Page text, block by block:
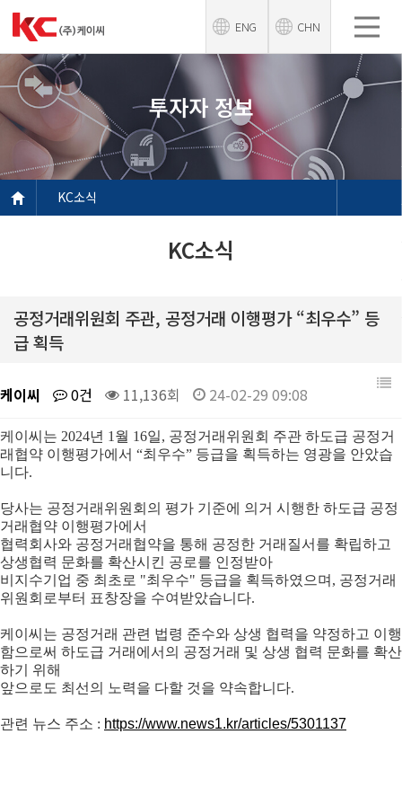
ENG CHN
투자자 정보
KC소식
KC소식
공정거래위원회 주관, 공정거래 이행평가 “최우수” 등
급 획득
케이씨 0건 11,136회 24-02-29 09:08
케이씨는 2024년 1월 16일, 공정거래위원회 주관 하도급 공정거
래협약 이행평가에서 “최우수” 등급을 획득하는 영광을 안았습
니다.
당사는 공정거래위원회의 평가 기준에 의거 시행한 하도급 공정
거래협약 이행평가에서
협력회사와 공정거래협약을 통해 공정한 거래질서를 확립하고
상생협력 문화를 확산시킨 공로를 인정받아
비지수기업 중 최초로 "최우수" 등급을 획득하였으며, 공정거 래
위 원 회 로부터 표창장을 수여받았습니다.
케이씨는 공정거래 관련 법령 준수와 상생 협력을 약정하고 이행
함으로써 하도급 거래에서의 공정거래 및 상생 협력 문화를 확산
하기 위해
앞으로도 최선의 노력을 다할 것을 약속합니다.
관련 뉴스 주소 : https://www.news1.kr/articles/5301137